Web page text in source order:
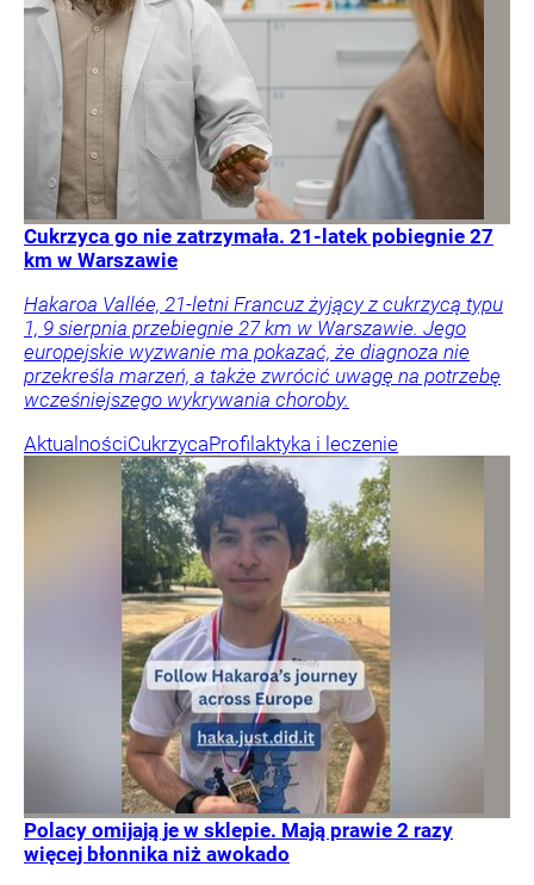
Cukrzyca go nie zatrzymała. 21-latek pobiegnie 27
km w Warszawie
Hakaroa Vallée, 21-letni Francuz żyjący z cukrzycą typu
1, 9 sierpnia przebiegnie 27 km w Warszawie. Jego
europejskie wyzwanie ma pokazać, że diagnoza nie
przekreśla marzeń, a także zwrócić uwagę na potrzebę
wcześniejszego wykrywania choroby.
AktualnościCukrzycaProfilaktyka i leczenie
Polacy omijają je w sklepie. Mają prawie 2 razy
więcej błonnika niż awokado